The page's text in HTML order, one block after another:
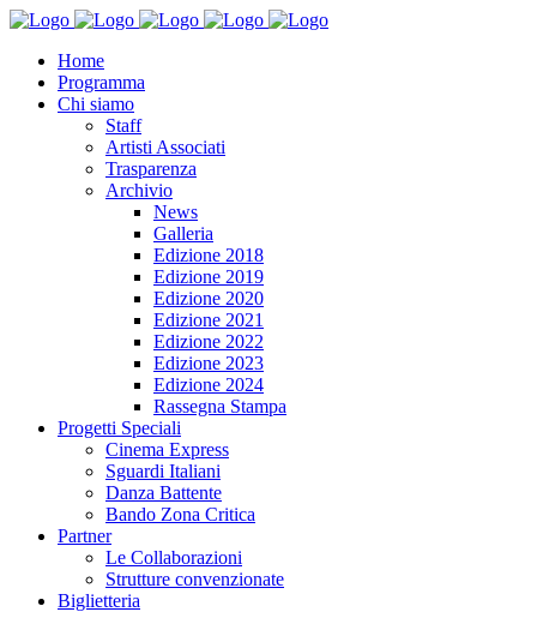
Home
Programma
Chi siamo
Staff
Artisti Associati
Trasparenza
Archivio
News
Galleria
Edizione 2018
Edizione 2019
Edizione 2020
Edizione 2021
Edizione 2022
Edizione 2023
Edizione 2024
Rassegna Stampa
Progetti Speciali
Cinema Express
Sguardi Italiani
Danza Battente
Bando Zona Critica
Partner
Le Collaborazioni
Strutture convenzionate
Biglietteria